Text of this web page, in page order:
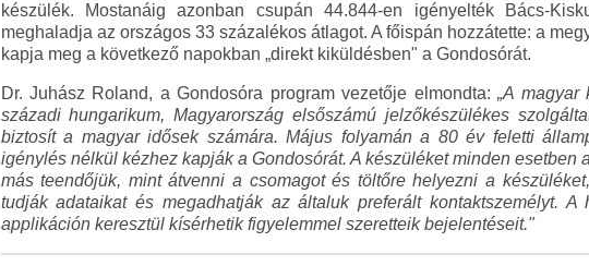
készülék. Mostanáig azonban csupán 44.844-en igényelték Bács-
meghaladja az országos 33 százalékos átlagot. A főispán hozzátette: a
kapja meg a következő napokban „direkt kiküldésben" a Gondosórát.
Dr. Juhász Roland, a Gondosóra program vezetője elmondta:„A magyar
századi hungarikum, Magyarország elsőszámú jelzőkészülékes
biztosít a magyar idősek számára. Május folyamán a 80 év feletti
igénylés nélkül kézhez kapják a Gondosórát. A készüléket minden esetben
más teendőjük, mint átvenni a csomagot és töltőre helyezni a
tudják adataikat és megadhatják az általuk preferált kontaktszemélyt.
applikáción keresztül kísérhetik figyelemmel szeretteik bejelentéseit."